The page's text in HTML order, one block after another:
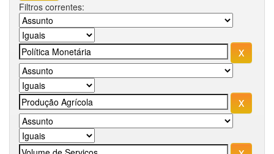
Filtros correntes: